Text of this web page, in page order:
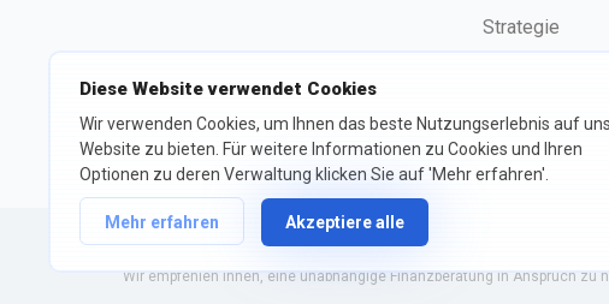
Diese Website verwendet Cookies
Wir verwenden Cookies, um Ihnen das beste Nutzungserlebnis auf
Website zu bieten. Für weitere Informationen zu Cookies und Ihren
Optionen zu deren Verwaltung klicken Sie auf 'Mehr erfahren'.
Mehr erfahren Akzeptiere alle
Strategie
©2026 fxssi.com Alle Rechte
vorbehalten
Website betrieben von FXSSI LTD Registrierungsnummer: 13534801
Wir empfehlen Ihnen, eine unabhängige Finanzberatung in Anspruch